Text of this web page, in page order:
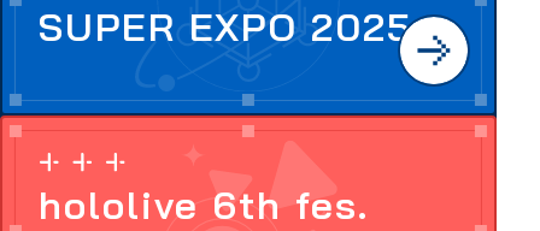
SUPER EXPO 2025
hololive 6th fes.